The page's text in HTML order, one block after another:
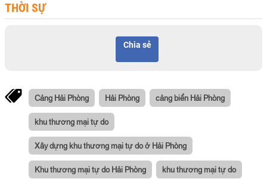
THỜI SỰ
Chia sẻ
Cảng Hải Phòng Hải Phòng cảng biển Hải Phòng
khu thương mại tự do
Xây dựng khu thương mại tự do ở Hải Phòng
Khu thương mại tự do Hải Phòng khu thương mại tự do